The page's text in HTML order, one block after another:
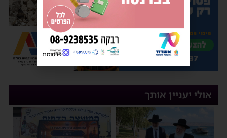
אולי יעניין אותך
פרסומת